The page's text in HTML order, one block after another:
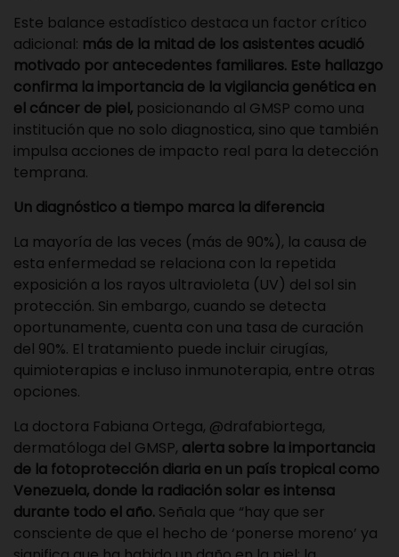
Este balance estadístico destaca un factor crítico
adicional: más de la mitad de los asistentes acudió
motivado por antecedentes familiares. Este hallazgo
confirma la importancia de la vigilancia genética en
el cáncer de piel, posicionando al GMSP como una
institución que no solo diagnostica, sino que también
impulsa acciones de impacto real para la detección
temprana.
Un diagnóstico a tiempo marca la diferencia
La mayoría de las veces (más de 90%), la causa de
esta enfermedad se relaciona con la repetida
exposición a los rayos ultravioleta (UV) del sol sin
protección. Sin embargo, cuando se detecta
oportunamente, cuenta con una tasa de curación
del 90%. El tratamiento puede incluir cirugías,
quimioterapias e incluso inmunoterapia, entre otras
opciones.
La doctora Fabiana Ortega, @drafabiortega,
dermatóloga del GMSP, alerta sobre la importancia
de la fotoprotección diaria en un país tropical como
Venezuela, donde la radiación solar es intensa
durante todo el año. Señala que “hay que ser
consciente de que el hecho de ‘ponerse moreno’ ya